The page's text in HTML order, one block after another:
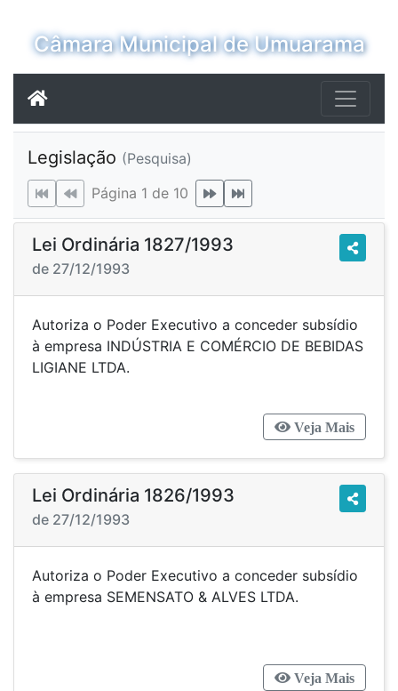
Câmara Municipal de Umuarama
Legislação (Pesquisa)
Página 1 de 10
Lei Ordinária 1827/1993
de 27/12/1993
Autoriza o Poder Executivo a conceder subsídio
à empresa INDÚSTRIA E COMÉRCIO DE BEBIDAS
LIGIANE LTDA.
Veja Mais
Lei Ordinária 1826/1993
de 27/12/1993
Autoriza o Poder Executivo a conceder subsídio
à empresa SEMENSATO & ALVES LTDA.
Veja Mais